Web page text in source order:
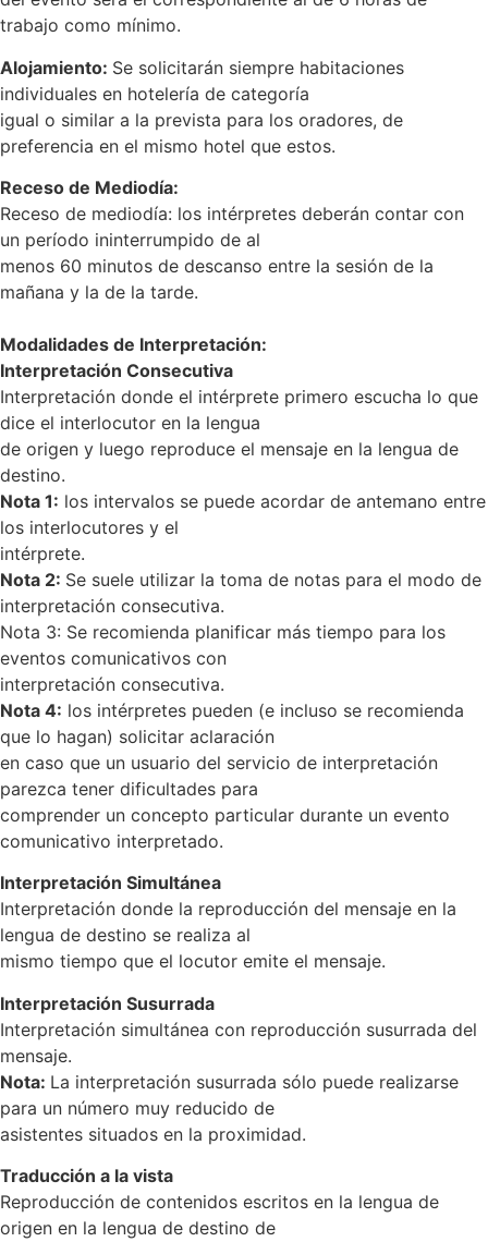
trabajo como mínimo.
Alojamiento: Se solicitarán siempre habitaciones
individuales en hotelería de categoría
igual o similar a la prevista para los oradores, de
preferencia en el mismo hotel que estos.
Receso de Mediodía:
Receso de mediodía: los intérpretes deberán contar con
un período ininterrumpido de al
menos 60 minutos de descanso entre la sesión de la
mañana y la de la tarde.
Modalidades de Interpretación:
Interpretación Consecutiva
Interpretación donde el intérprete primero escucha lo que
dice el interlocutor en la lengua
de origen y luego reproduce el mensaje en la lengua de
destino.
Nota 1: los intervalos se puede acordar de antemano entre
los interlocutores y el
intérprete.
Nota 2: Se suele utilizar la toma de notas para el modo de
interpretación consecutiva.
Nota 3: Se recomienda planificar más tiempo para los
eventos comunicativos con
interpretación consecutiva.
Nota 4: los intérpretes pueden (e incluso se recomienda
que lo hagan) solicitar aclaración
en caso que un usuario del servicio de interpretación
parezca tener dificultades para
comprender un concepto particular durante un evento
comunicativo interpretado.
Interpretación Simultánea
Interpretación donde la reproducción del mensaje en la
lengua de destino se realiza al
mismo tiempo que el locutor emite el mensaje.
Interpretación Susurrada
Interpretación simultánea con reproducción susurrada del
mensaje.
Nota: La interpretación susurrada sólo puede realizarse
para un número muy reducido de
asistentes situados en la proximidad.
Traducción a la vista
Reproducción de contenidos escritos en la lengua de
origen en la lengua de destino de